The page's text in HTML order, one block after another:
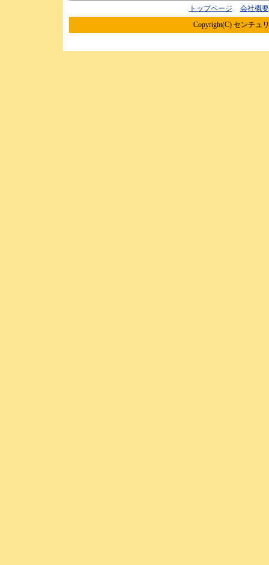
トップページ
会社概要
Copyright(C) センチュ